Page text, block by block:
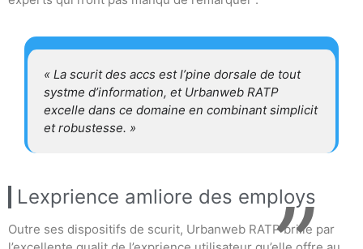
« La scurit des accs est l’pine dorsale de tout
systme d’information, et Urbanweb RATP
excelle dans ce domaine en combinant simplicit
et robustesse. »
Lexprience amliore des employs
Outre ses dispositifs de scurit, Urbanweb RATP brille par